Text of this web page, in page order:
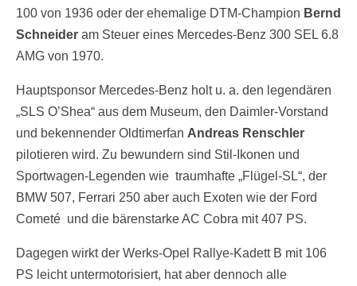
100 von 1936 oder der ehemalige DTM-Champion Bernd
Schneider am Steuer eines Mercedes-Benz 300 SEL 6.8
AMG von 1970.
Hauptsponsor Mercedes-Benz holt u. a. den legendären
„SLS O’Shea“ aus dem Museum, den Daimler-Vorstand
und bekennender Oldtimerfan Andreas Renschler
pilotieren wird. Zu bewundern sind Stil-Ikonen und
Sportwagen-Legenden wie traumhafte „Flügel-SL“, der
BMW 507, Ferrari 250 aber auch Exoten wie der Ford
Cometé und die bärenstarke AC Cobra mit 407 PS.
Dagegen wirkt der Werks-Opel Rallye-Kadett B mit 106
PS leicht untermotorisiert, hat aber dennoch alle